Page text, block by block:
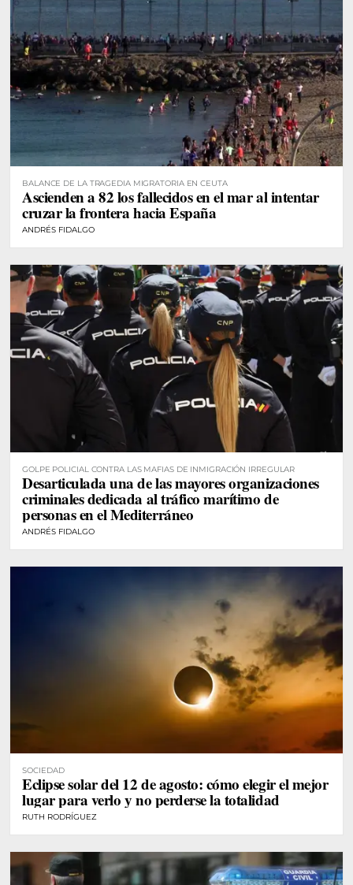
BALANCE DE LA TRAGEDIA MIGRATORIA EN CEUTA
Ascienden a 82 los fallecidos en el mar al intentar
cruzar la frontera hacia España
ANDRÉS FIDALGO
GOLPE POLICIAL CONTRA LAS MAFIAS DE INMIGRACIÓN IRREGULAR
Desarticulada una de las mayores organizaciones
criminales dedicada al tráfico marítimo de
personas en el Mediterráneo
ANDRÉS FIDALGO
SOCIEDAD
Eclipse solar del 12 de agosto: cómo elegir el mejor
lugar para verlo y no perderse la totalidad
RUTH RODRÍGUEZ